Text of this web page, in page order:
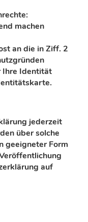
machen
an die in Ziff. 2
Ihre Identität
jederzeit
übersolche
geeigneter Form
auf